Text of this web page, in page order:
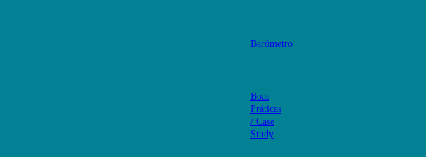
Barómetro
Boas
Práticas
/ Case
Study